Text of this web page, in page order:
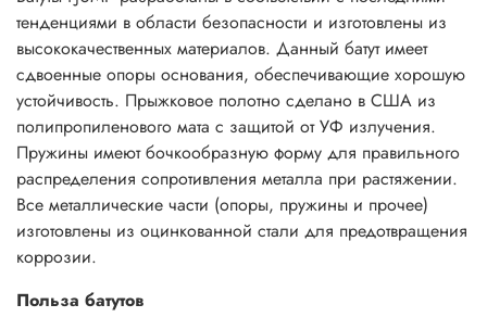
тенденциями в области безопасности и изготовлены из
высококачественных материалов. Данный батут имеет
сдвоенные опоры основания, обеспечивающие хорошую
устойчивость. Прыжковое полотно сделано в США из
полипропиленового мата с защитой от УФ излучения.
Пружины имеют бочкообразную форму для правильного
распределения сопротивления металла при растяжении.
Все металлические части (опоры, пружины и прочее)
изготовлены из оцинкованной стали для предотвращения
коррозии.
Польза батутов